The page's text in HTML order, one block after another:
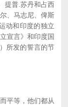
提普.苏丹和占西
、马志尼、俾斯
动和印度的独立
宣言》和印度国
所发的誓言的节
平等，他们都从